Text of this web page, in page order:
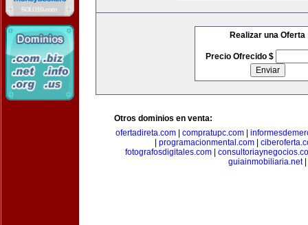
Realizar una Oferta
Precio Ofrecido $
Otros dominios en venta:
ofertadireta.com| compratupc.com|
programacionmental.com|
fotografosdigitales.com
guiainmobiliaria.net|